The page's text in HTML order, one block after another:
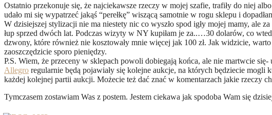
Ostatnio przekonuje się, że najciekawsze rzeczy w mojej szafie, trafiły do niej
udało mi się wypatrzeć jakąś “perełkę” wiszącą samotnie w rogu sklepu i
W dzisiejszej stylizacji nie ma niestety nic co wyszło spod igły mojej mamy, ale
łup sprzed dwóch lat. Podczas wizyty w NY kupiłam je za..…30 dolarów, co
dzwony, które również nie kosztowały mnie więcej jak 100 zł. Jak widzicie,
zaoszczędzicie sporo pieniędzy.
P.S. Wiem, że przeceny w sklepach powoli dobiegają końca, ale nie martwcie
Allegro regularnie będą pojawiały się kolejne aukcje, na których będziecie mogli
każdej kolejnej partii aukcji. Możecie też dać znać w komentarzach jakie rzeczy
Tymczasem zostawiam Was z postem. Jestem ciekawa jak spodoba Wam się